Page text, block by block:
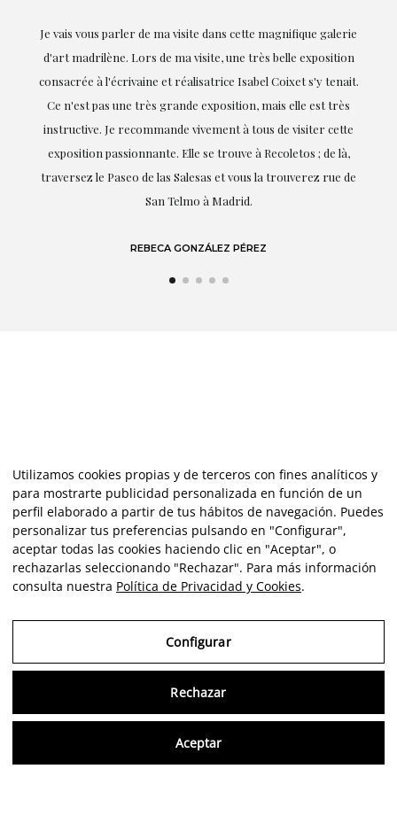
galerie
tenait.
cette
rue de
Exceptionnelle. Maria m'a accompagnée à chaque étape de la
réalisation de ce travail et, dès le début, elle a compris mes
goûts et mes besoins ; sa proximité, son empathie et son
professionnalisme ont été présents à chaque instant,
soulignant (bien sûr) son amour et sa connaissance de ce
dont elle parle : l'art.
LAURA GUTIÉRREZ
Utilizamos cookies propias y de terceros con fines analíticos y
para mostrarte publicidad personalizada en función de un
perfil elaborado a partir de tus hábitos de navegación. Puedes
personalizar tus preferencias pulsando en "Configurar",
aceptar todas las cookies haciendo clic en "Aceptar", o
rechazarlas seleccionando "Rechazar". Para más información
consulta nuestra Política de Privacidad y Cookies.
Configurar
Rechazar
Aceptar